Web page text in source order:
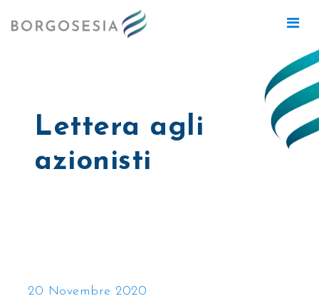
Lettera agli
azionisti
20 Novembre 2020